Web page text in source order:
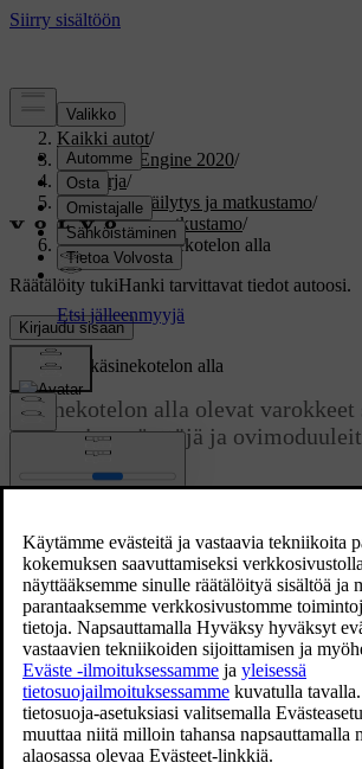
Tuki/
Kaikki autot/
V60 Twin Engine 2020/
Ohjekirja/
Kuormaus, säilytys ja matkustamo/
Säilytys ja matkustamo/
Varokkeet käsinekotelon alla
Räätälöity tukiHanki tarvittavat tiedot autoosi.
Kirjaudu sisään
Päivitetty 23.06.2021
Varokkeet käsinekotelon alla
Käsinekotelon alla olevat
pistorasiaa, näyttöjä ja